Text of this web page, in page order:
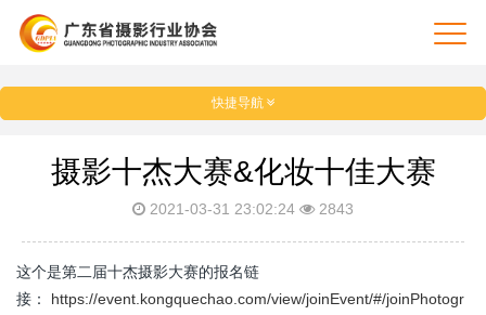
快捷导航
摄影十杰大赛&化妆十佳大赛
2021-03-31 23:02:24 2843
这个是第二届十杰摄影大赛的报名链
接： https://event.kongquechao.com/view/joinEvent/#/joinPhotogr